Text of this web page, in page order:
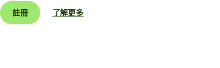
註冊
了解更多